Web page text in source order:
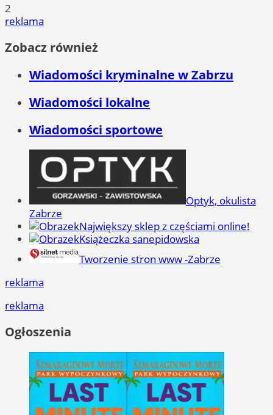
2
reklama
Zobacz również
Wiadomości kryminalne w Zabrzu
Wiadomości lokalne
Wiadomości sportowe
Optyk, okulista
Zabrze
Największy sklep z częściami online!
Książeczka sanepidowska
Tworzenie stron www -Zabrze
reklama
reklama
Ogłoszenia